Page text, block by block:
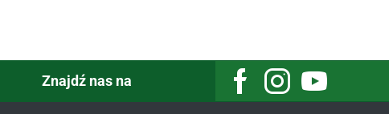
Znajdź nas na FacebookInstagramYoutube